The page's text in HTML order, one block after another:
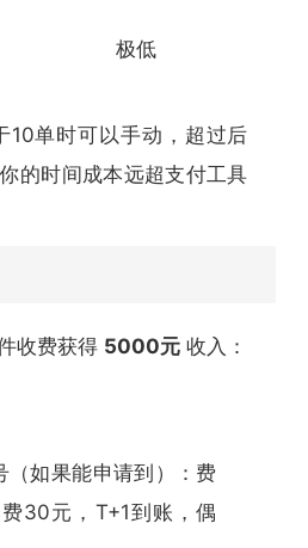
极低
10单时可以手动，超过后
的时间成本远超支付工具
收费获得 5000元收入：
（如果能申请到）：费
30元，T+1到账，偶